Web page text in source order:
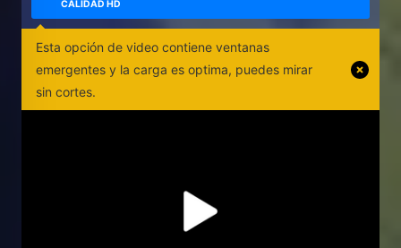
CALIDAD HD
Esta opción de video contiene ventanas
emergentes y la carga es optima, puedes mirar
sin cortes.